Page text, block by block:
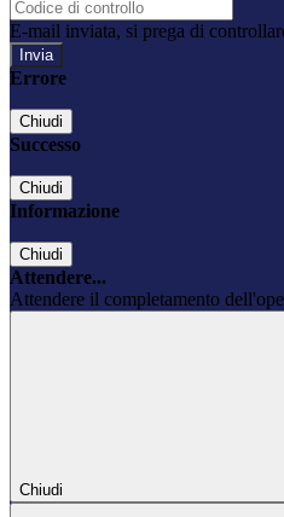
E-mail inviata, si prega di
Errore
Chiudi
Successo
Chiudi
Informazione
Chiudi
Attendere...
Attendere il completamento
Chiudi